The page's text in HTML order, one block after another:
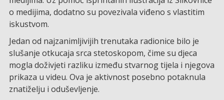
o medijima, dodatno su povezivala viđeno s vlastitim
iskustvom.
Jedan od najzanimljivijih trenutaka radionice bilo je
slušanje otkucaja srca stetoskopom, čime su djeca
mogla doživjeti razliku između stvarnog tijela i njegova
prikaza u videu. Ova je aktivnost posebno potaknula
znatiželju i oduševljenje.